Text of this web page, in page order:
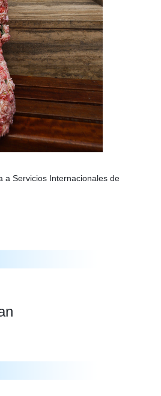
a Servicios Internacionales de